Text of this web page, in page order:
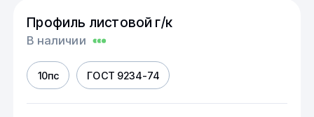
Профиль листовой г/к
В наличии
10пс ГОСТ 9234-74